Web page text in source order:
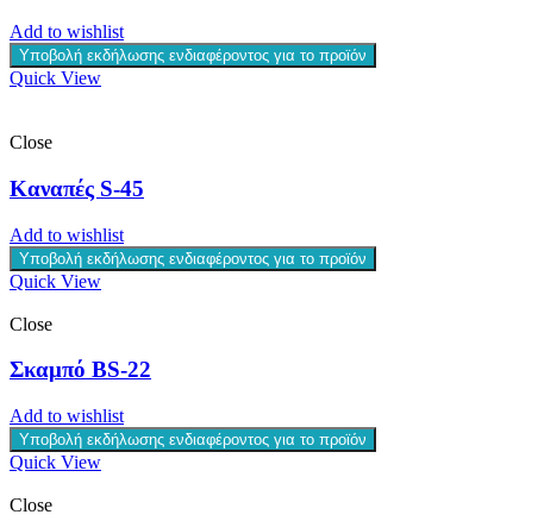
Add to wishlist
Υποβολή εκδήλωσης ενδιαφέροντος για το προϊόν
Quick View
Close
Καναπές S-45
Add to wishlist
Υποβολή εκδήλωσης ενδιαφέροντος για το προϊόν
Quick View
Close
Σκαμπό BS-22
Add to wishlist
Υποβολή εκδήλωσης ενδιαφέροντος για το προϊόν
Quick View
Close